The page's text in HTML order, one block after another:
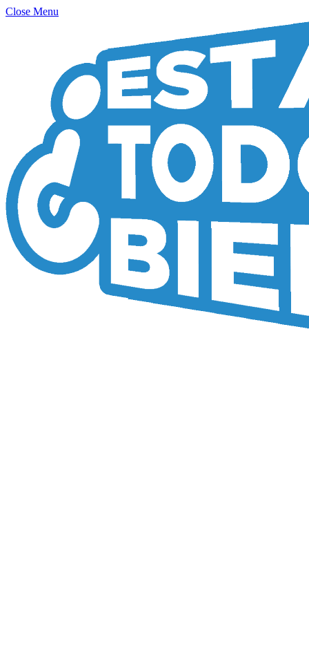
Close Menu